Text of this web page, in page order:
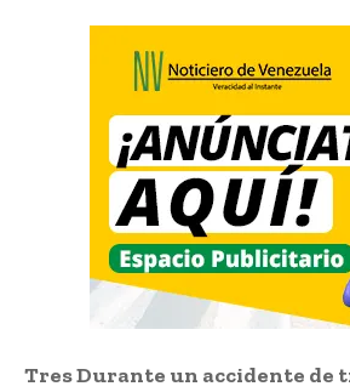
Tres Durante un accidente de